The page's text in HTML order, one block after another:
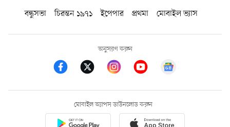
বন্ধুসভা
চিরন্তন ১৯৭১ ইপেপার প্রথমা মোবাইল ভ্যাস
অনুসরণ করুন
মোবাইল অ্যাপস ডাউনলোড করুন